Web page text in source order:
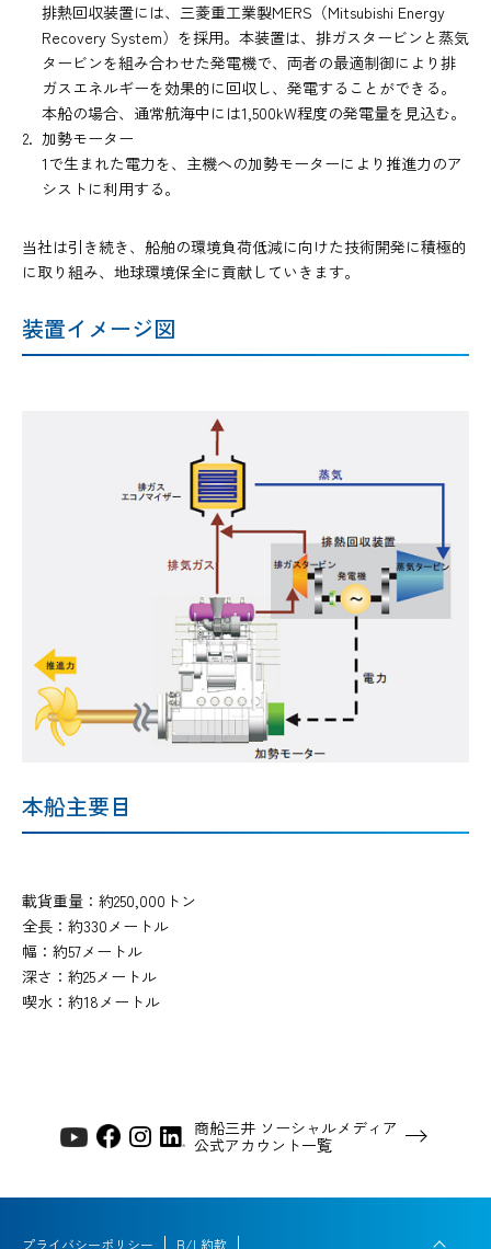
排熱回収装置には、三菱重工業製MERS（Mitsubishi Energy
Recovery System）を採用。本装置は、排ガスタービンと蒸気
タービンを組み合わせた発電機で、両者の最適制御により排
ガスエネルギーを効果的に回収し、発電することができる。
本船の場合、通常航海中には1,500kW程度の発電量を見込む。
加勢モーター
1で生まれた電力を、主機への加勢モーターにより推進力のア
シストに利用する。
当社は引き続き、船舶の環境負荷低減に向けた技術開発に積極的
に取り組み、地球環境保全に貢献していきます。
装置イメージ図
本船主要目
載貨重量：約250,000トン
全長：約330メートル
幅：約57メートル
深さ：約25メートル
喫水：約18メートル
商船三井 ソーシャルメディア
公式アカウント一覧
プライバシーポリシー B/L約款